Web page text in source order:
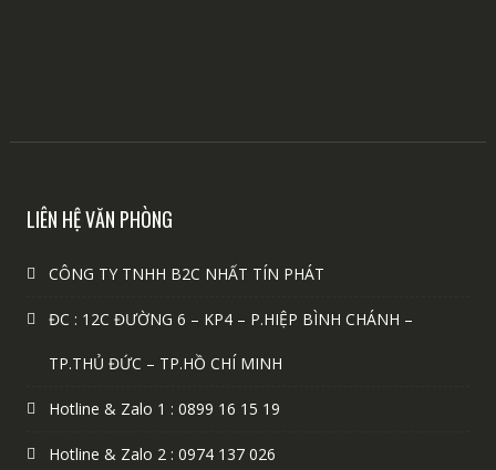
LIÊN HỆ VĂN PHÒNG
CÔNG TY TNHH B2C NHẤT TÍN PHÁT
ĐC : 12C ĐƯỜNG 6 – KP4 – P.HIỆP BÌNH CHÁNH –
TP.THỦ ĐỨC – TP.HỒ CHÍ MINH
Hotline & Zalo 1 : 0899 16 15 19
Hotline & Zalo 2 : 0974 137 026